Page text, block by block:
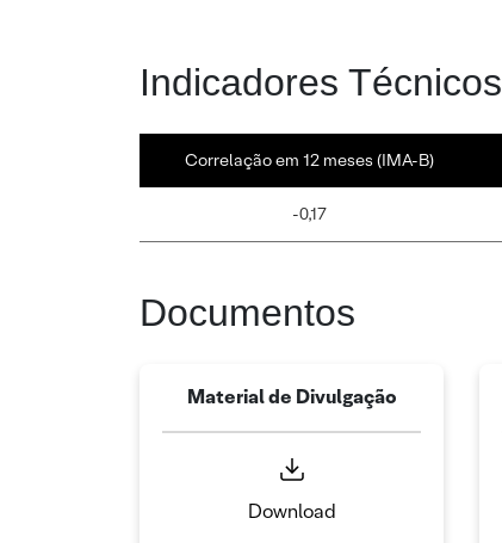
Indicadores Técnicos
Correlação em 12 meses (IMA-B)
-0,17
Documentos
Material de Divulgação
Download